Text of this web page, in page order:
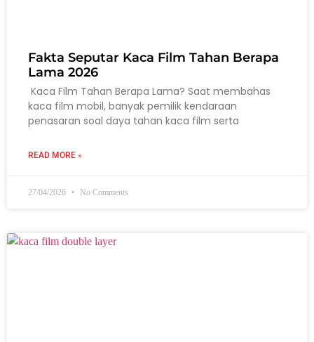
Fakta Seputar Kaca Film Tahan Berapa
Lama 2026
Kaca Film Tahan Berapa Lama? Saat membahas
kaca film mobil, banyak pemilik kendaraan
penasaran soal daya tahan kaca film serta
READ MORE »
27/04/2026 No Comments